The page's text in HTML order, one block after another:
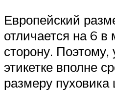
Европейский
отличается на 6
сторону. Поэтому,
этикетке вполне
размеру